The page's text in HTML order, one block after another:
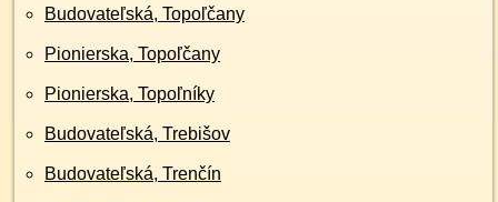
Budovateľská, Topoľčany
Pionierska, Topoľčany
Pionierska, Topoľníky
Budovateľská, Trebišov
Budovateľská, Trenčín